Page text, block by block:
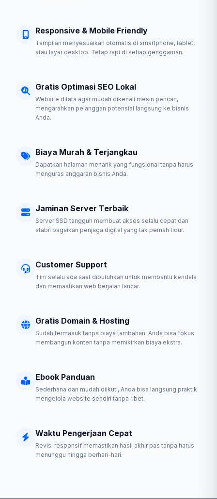
Responsive & Mobile Friendly
Tampilan menyesuaikan otomatis di smartphone, tablet,
atau layar desktop. Tetap rapi di setiap genggaman.
Gratis Optimasi SEO Lokal
Website ditata agar mudah dikenali mesin pencari,
mengarahkan pelanggan potensial langsung ke bisnis
Anda.
Biaya Murah & Terjangkau
Dapatkan halaman menarik yang fungsional tanpa harus
menguras anggaran bisnis Anda.
Jaminan Server Terbaik
Server SSD tangguh membuat akses selalu cepat dan
stabil bagaikan penjaga digital yang tak pernah tidur.
Customer Support
Tim selalu ada saat dibutuhkan untuk membantu kendala
dan memastikan web berjalan lancar.
Gratis Domain & Hosting
Sudah termasuk tanpa biaya tambahan. Anda bisa fokus
membangun konten tanpa memikirkan biaya ekstra.
Ebook Panduan
Sederhana dan mudah diikuti, Anda bisa langsung praktik
mengelola website sendiri tanpa ribet.
Waktu Pengerjaan Cepat
Revisi responsif memastikan hasil akhir pas tanpa harus
menunggu hingga berhari-hari.